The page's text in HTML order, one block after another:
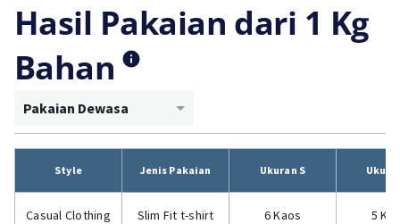
Hasil Pakaian dari 1 Kg
Bahan
Pakaian Dewasa
Style Jenis Pakaian Ukuran S
Casual Clothing Slim Fit t-shirt 6 Kaos 5